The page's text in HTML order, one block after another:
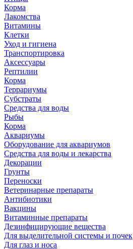
Корма
Лакомства
Витамины
Клетки
Уход и гигиена
Транспортировка
Аксессуары
Рептилии
Корма
Террариумы
Субстраты
Средства для воды
Рыбы
Корма
Аквариумы
Оборудование для аквариумов
Средства для воды и лекарства
Декорации
Грунты
Переноски
Ветеринарные препараты
Антибиотики
Вакцины
Витаминные препараты
Дезинфицирующие вещества
Для выделительной системы и почек
Для глаз и носа